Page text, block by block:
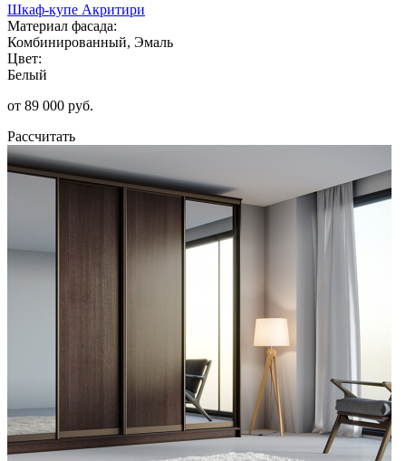
Шкаф-купе Акритири
Материал фасада:
Комбинированный, Эмаль
Цвет:
Белый
от 89 000 руб.
Рассчитать